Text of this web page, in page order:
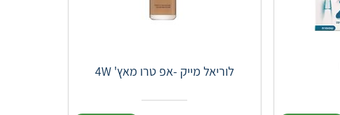
לוריאל מייק -אפ טרו מאץ' 4W